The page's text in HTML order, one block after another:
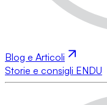
Blog e Articoli
Storie e consigli ENDU